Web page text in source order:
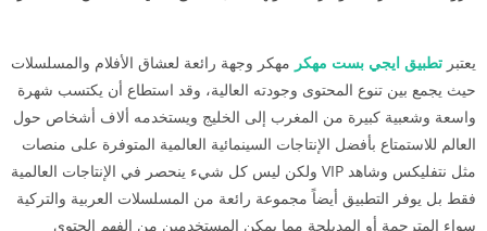
يعتبر تطبيق ايجي بست مهكر مهكر وجهة رائعة لعشاق الأفلام والمسلسلات
حيث يجمع بين تنوع المحتوى وجودته العالية، وقد استطاع أن يكتسب شهرة
واسعة وشعبية كبيرة من المغرب إلى الخليج ويستخدمه ألاف أشخاص حول
العالم للاستمتاع بأفضل الإنتاجات السينمائية العالمية المتوفرة على منصات
مثل نتفليكس وشاهد VIP ولكن ليس كل شيء ينحصر في الإنتاجات العالمية
فقط بل يوفر التطبيق أيضاً مجموعة رائعة من المسلسلات العربية والتركية
سواء المترجمة أو المدبلجة مما يمكن المستخدمين من الفهم الحتوى